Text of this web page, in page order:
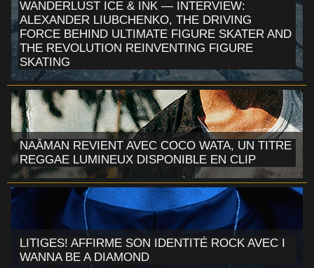
WANDERLUST ICE & INK — INTERVIEW:
ALEXANDER LIUBCHENKO, THE DRIVING
FORCE BEHIND ULTIMATE FIGURE SKATER AND
THE REVOLUTION REINVENTING FIGURE
SKATING
NAÂMAN REVIENT AVEC COCO WATA, UN TITRE
REGGAE LUMINEUX DISPONIBLE EN CLIP
LITIGES! AFFIRME SON IDENTITÉ ROCK AVEC I
WANNA BE A DIAMOND